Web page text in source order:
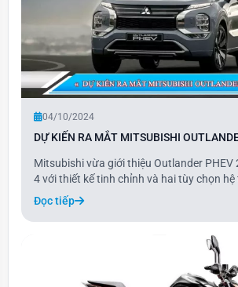
04/10/2024
DỰ KIẾN RA MẮT MITSUBISHI
Mitsubishi vừa giới thiệu Outlander PHEV
4 với thiết kế tinh chỉnh và hai tùy chọn hệ
sẵn sàng bán ra tại nhiều thị trường. Mẫu
này sẽ ra mắt đầu tiên tại thị trường nội
cuối năm nay và sau đó
Đọc tiếp